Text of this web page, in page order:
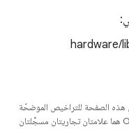
hardware/
هذه الصفحة للتراخيص الموضحّة
. إنّ Java وOpenJDK هما علامتان تجاريتان مسجَّلتان